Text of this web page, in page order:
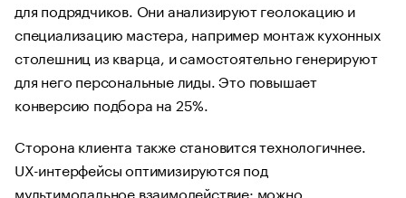
для подрядчиков. Они анализируют геолокацию и
специализацию мастера, например монтаж кухонных
столешниц из кварца, и самостоятельно генерируют
для него персональные лиды. Это повышает
конверсию подбора на 25%.
Сторона клиента также становится технологичнее.
UX-интерфейсы оптимизируются под
мультимодальное взаимодействие: можно